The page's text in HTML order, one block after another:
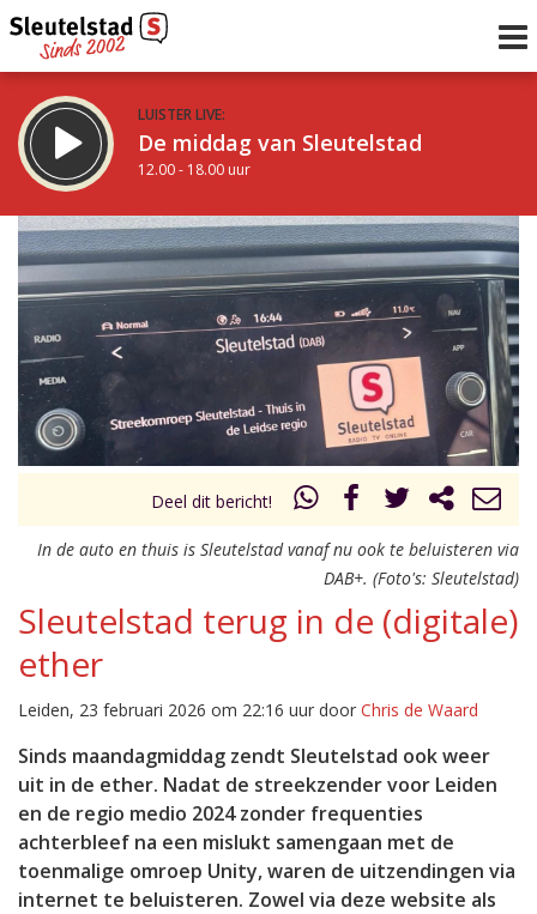
LUISTER LIVE:
De middag van Sleutelstad
12.00 - 18.00 uur
STRAKS:
De avond van Sleutelstad
18.00 - 19.00 uur
Vorig uur
uur 1 van 0 Volgend uur
Deel dit bericht!
In de auto en thuis is Sleutelstad vanaf nu ook te beluisteren via
DAB+. (Foto's: Sleutelstad)
Sleutelstad terug in de (digitale)
ether
Leiden, 23 februari 2026 om 22:16 uur door Chris de Waard
Sinds maandagmiddag zendt Sleutelstad ook weer
uit in de ether. Nadat de streekzender voor Leiden
en de regio medio 2024 zonder frequenties
achterbleef na een mislukt samengaan met de
toenmalige omroep Unity, waren de uitzendingen via
internet te beluisteren. Zowel via deze website als